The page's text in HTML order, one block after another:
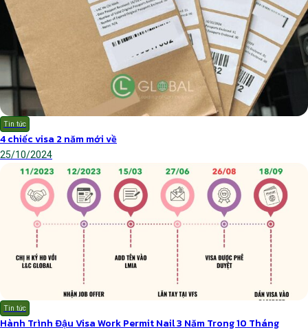
Tin tức
4 chiếc visa 2 năm mới về
25/10/2024
Tin tức
Hành Trình Đậu Visa Work Permit Nail 3 Năm Trong 10 Tháng